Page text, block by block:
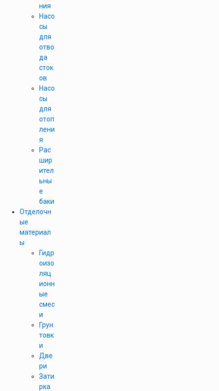
ния
Насо
сы
для
отво
да
сток
ов
Насо
сы
для
отоп
лени
я
Рас
шир
ител
ьны
е
баки
Отделочн
ые
материал
ы
Гидр
оизо
ляц
ионн
ые
смес
и
Грун
товк
и
Две
ри
Зати
рка